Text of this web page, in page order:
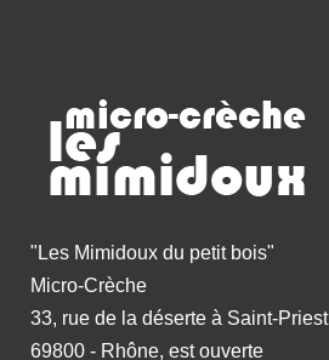
"Les Mimidoux du petit bois"
Micro-Crèche
33, rue de la déserte à Saint-Priest
69800 - Rhône, est ouverte